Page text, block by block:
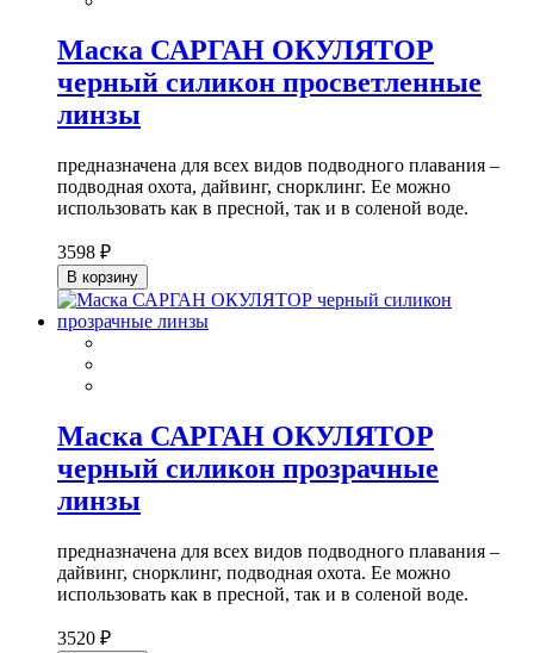
Маска САРГАН ОКУЛЯТОР
черный силикон просветленные
линзы
предназначена для всех видов подводного плавания –
подводная охота, дайвинг, снорклинг. Ее можно
использовать как в пресной, так и в соленой воде.
3598 ₽
В корзину
Маска САРГАН ОКУЛЯТОР
черный силикон прозрачные
линзы
предназначена для всех видов подводного плавания –
дайвинг, снорклинг, подводная охота. Ее можно
использовать как в пресной, так и в соленой воде.
3520 ₽